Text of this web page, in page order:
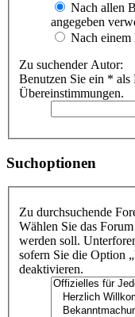
Nach allen
angegeben
Nach einem
Zu suchender Autor:
Benutzen Sie ein * als
Übereinstimmungen.
Suchoptionen
Zu durchsuchende
Wählen Sie das
werden soll.
sofern Sie die Option
deaktivieren.